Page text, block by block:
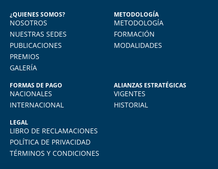
El diplomado me permitió conocer
aspectos relacionados a la salud de los
trabajadores y todo en el marco a la ley
vigente peruana. Agradezco a FIDE por
mantenernos actualizados en temas tan
¿QUIENES SOMOS?
NOSOTROS
NUESTRAS SEDES
PUBLICACIONES
PREMIOS
GALERÍA
METODOLOGÍA
METODOLOGÍA
FORMACIÓN
MODALIDADES
FORMAS DE PAGO
NACIONALES
INTERNACIONAL
ALIANZAS ESTRATÉGICAS
VIGENTES
HISTORIAL
LEGAL
LIBRO DE RECLAMACIONES
POLÍTICA DE PRIVACIDAD
TÉRMINOS Y CONDICIONES